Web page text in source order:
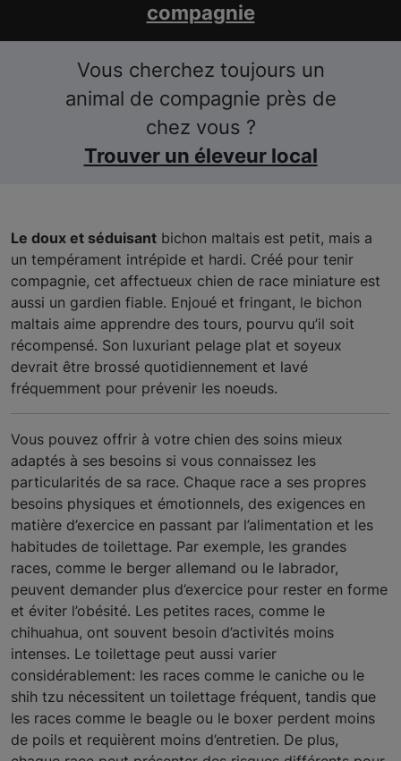
compagnie
Vous cherchez toujours un
animal de compagnie près de
chez vous ?
Trouver un éleveur local
Le doux et séduisant bichon maltais est petit, mais a
un tempérament intrépide et hardi. Créé pour tenir
compagnie, cet affectueux chien de race miniature est
aussi un gardien fiable. Enjoué et fringant, le bichon
maltais aime apprendre des tours, pourvu qu’il soit
récompensé. Son luxuriant pelage plat et soyeux
devrait être brossé quotidiennement et lavé
fréquemment pour prévenir les noeuds.
Vous pouvez offrir à votre chien des soins mieux
adaptés à ses besoins si vous connaissez les
particularités de sa race. Chaque race a ses propres
besoins physiques et émotionnels, des exigences en
matière d’exercice en passant par l’alimentation et les
habitudes de toilettage. Par exemple, les grandes
races, comme le berger allemand ou le labrador,
peuvent demander plus d’exercice pour rester en forme
et éviter l’obésité. Les petites races, comme le
chihuahua, ont souvent besoin d’activités moins
intenses. Le toilettage peut aussi varier
considérablement: les races comme le caniche ou le
shih tzu nécessitent un toilettage fréquent, tandis que
les races comme le beagle ou le boxer perdent moins
de poils et requièrent moins d’entretien. De plus,